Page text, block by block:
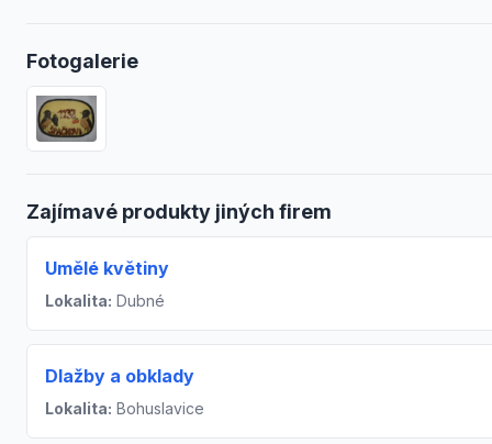
Fotogalerie
Zajímavé produkty jiných firem
Umělé květiny
Lokalita: Dubné
Dlažby a obklady
Lokalita: Bohuslavice